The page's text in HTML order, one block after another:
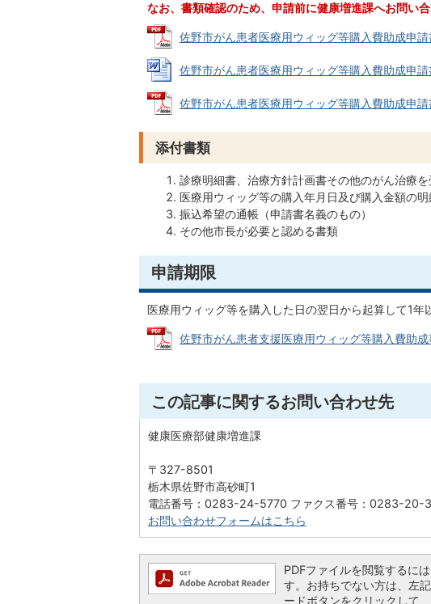
なお、書類確認のため、申請前に健康増進課へお問い合
佐野市がん患者医療用ウィッグ等購入費助成申
佐野市がん患者医療用ウィッグ等購入費助成申
佐野市がん患者医療用ウィッグ等購入費助成申
添付書類
診療明細書、治療方針計画書その他のがん治療
医療用ウィッグ等の購入年月日及び購入金額の
振込希望の通帳（申請書名義のもの）
その他市長が必要と認める書類
申請期限
医療用ウィッグ等を購入した日の翌日から起算して1年
佐野市がん患者支援医療用ウィッグ等購入費助
この記事に関するお問い合わせ先
健康医療部健康増進課
〒327-8501
栃木県佐野市高砂町1
電話番号：0283-24-5770 ファクス番号：0283-20-
お問い合わせフォームはこちら
PDFファイルを閲覧するに
す。お持ちでない方は、左
ードボタンをクリックして